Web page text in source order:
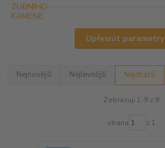
Upřesnit parametry
Nejnovější Nejlevnější Nejdražší
Zobrazuji 1-9 z 9
strana z 1